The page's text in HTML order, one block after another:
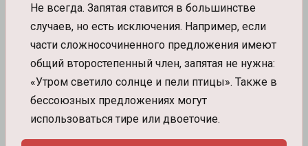
Не всегда. Запятая ставится в большинстве
случаев, но есть исключения. Например, если
части сложносочиненного предложения имеют
общий второстепенный член, запятая не нужна:
«Утром светило солнце и пели птицы». Также в
бессоюзных предложениях могут
использоваться тире или двоеточие.